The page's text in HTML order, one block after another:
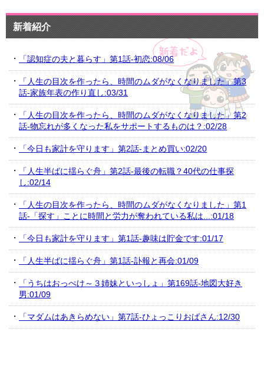
新着紹介
「認知症の夫と暮らす」第1話-初恋:08/06
「人生の目次を作ったら、時間のムダがなくなりました」第3
話-家族年表の作り直し:03/31
「人生の目次を作ったら、時間のムダがなくなりました」第2
話-物忘れが多くなった私をサポートするものは？:02/28
「今日も家計を守ります」第2話-まとめ買い:02/20
「人生半ばに揺らぐ舟」第2話-最後の転職？40代の仕事探
し:02/14
「人生の目次を作ったら、時間のムダがなくなりました」第1
話-「探す」ことに時間と労力が奪われている私は...:01/18
「今日も家計を守ります」第1話-趣味は貯金です:01/17
「人生半ばに揺らぐ舟」第1話-訃報と再会:01/09
「うちはおっぺけ～３姉妹といっしょ」第169話-地図大好き
男:01/09
「マダムはあきらめない」第7話-ひょっこりおばさん:12/30